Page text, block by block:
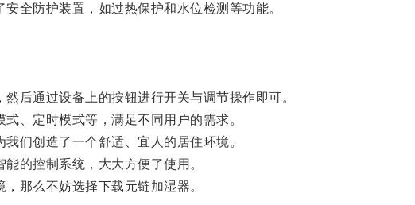
防护装置，如过热保护和水位检测等功能。
通过设备上的按钮进行开关与调节操作即可。
定时模式等，满足不同用户的需求。
创造了一个舒适、宜人的居住环境。
的控制系统，大大方便了使用。
那么不妨选择下载元链加湿器。